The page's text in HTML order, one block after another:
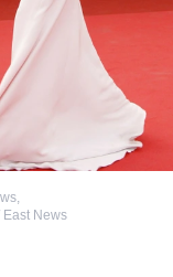
East News